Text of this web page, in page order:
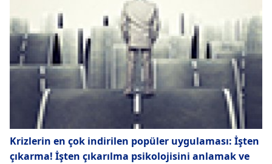
Krizlerin en çok indirilen popüler uygulaması: İşten
çıkarma! İşten çıkarılma psikolojisini anlamak ve